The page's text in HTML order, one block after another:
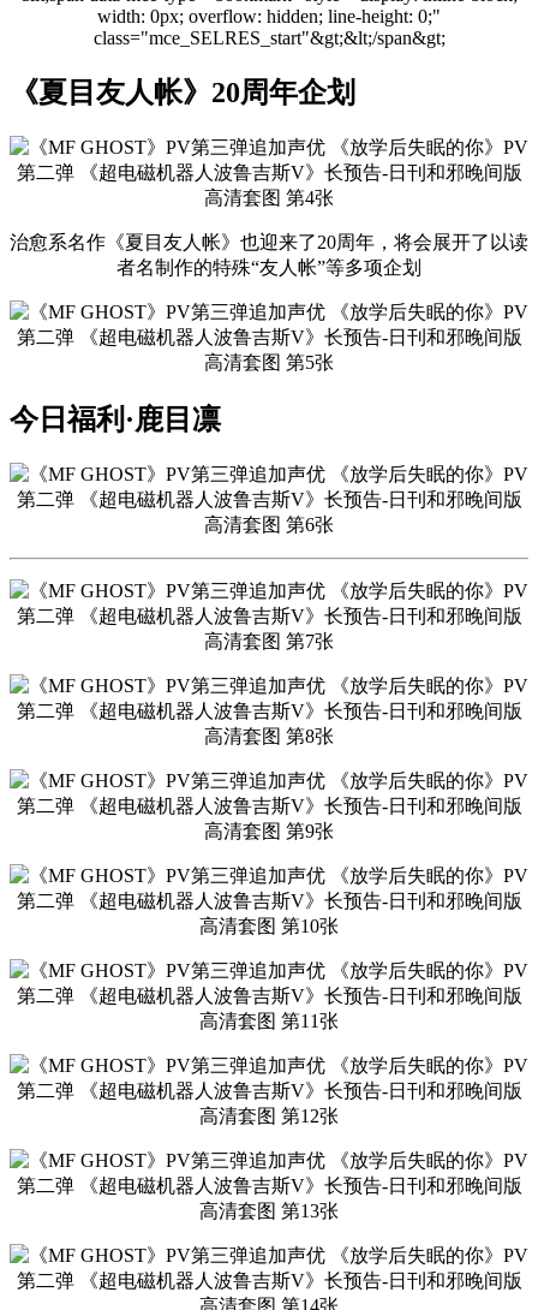
width: 0px; overflow: hidden; line-height: 0;"
class="mce_SELRES_start"&gt; &lt;/span&gt;
《夏目友人帐》20周年企划
治愈系名作《夏目友人帐》也迎来了20周年，将会展开了以读
者名制作的特殊“友人帐”等多项企划
今日福利·鹿目凛